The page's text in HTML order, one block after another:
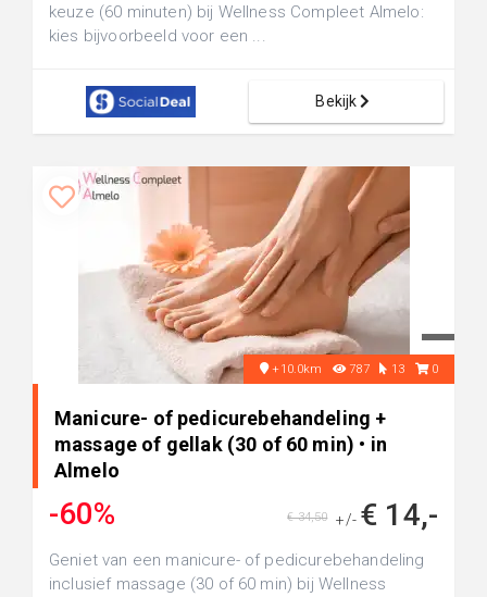
keuze (60 minuten) bij Wellness Compleet Almelo:
kies bijvoorbeeld voor een ...
Bekijk
+10.0km 787 13 0
Manicure- of pedicurebehandeling +
massage of gellak (30 of 60 min) • in
Almelo
-60% +/- € 14,-
€ 34,50
Geniet van een manicure- of pedicurebehandeling
inclusief massage (30 of 60 min) bij Wellness